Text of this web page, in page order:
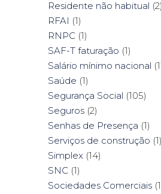
Residente não habitual (2)
RFAI (1)
RNPC (1)
SAF-T faturação (1)
Salário mínimo nacional
Saúde (1)
Segurança Social (105)
Seguros (2)
Senhas de Presença (1)
Serviços de construção (1)
Simplex (14)
SNC (1)
Sociedades Comerciais